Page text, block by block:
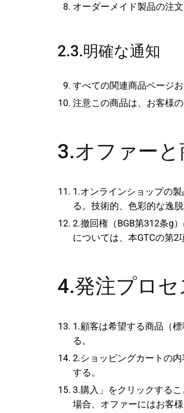
オーダーメイド製品の注
2.3.明確な通知
すべての関連商品ページ
注意この商品は、お客様
3.オファーと
1.オンラインショップの
る。技術的、色彩的な逸
2.撤回権（BGB第312条g
については、本GTCの第2
4.発注プロ
1.顧客は希望する商品（
る。
2.ショッピングカートの
する。
3.購入」をクリックする
場合、オファーにはお客